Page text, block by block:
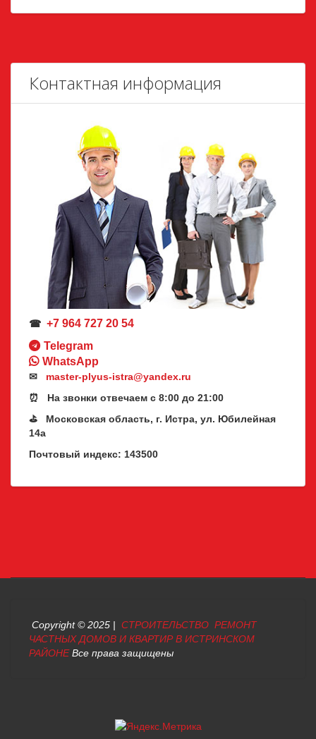
Контактная информация
☎ +7 964 727 20 54
Telegram
WhatsApp
✉ master-plyus-istra@yandex.ru
⏰ На звонки отвечаем с 8:00 до 21:00
⛳ Московская область, г. Истра, ул. Юбилейная
14а
Почтовый индекс: 143500
Copyright © 2025 | СТРОИТЕЛЬСТВО РЕМОНТ
ЧАСТНЫХ ДОМОВ И КВАРТИР В ИСТРИНСКОМ
РАЙОНЕВсе права защищены